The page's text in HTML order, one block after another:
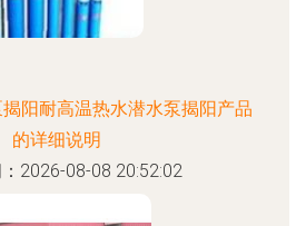
阳耐高温热水潜水泵揭阳产品
的详细说明
2026-08-08 20:52:02